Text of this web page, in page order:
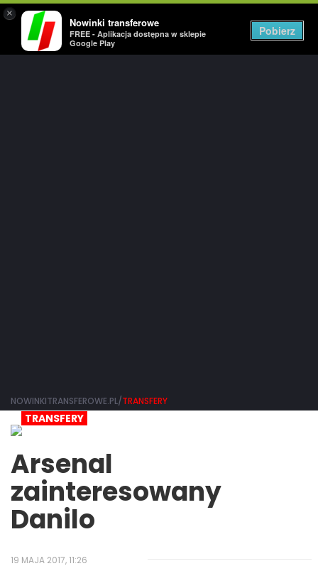
×
Nowinki transferowe
FREE - Aplikacja dostępna w sklepie
Google Play
Pobierz
NOWINKITRANSFEROWE.PL/TRANSFERY
TRANSFERY
Arsenal
zainteresowany
Danilo
19 MAJA 2017, 11:26